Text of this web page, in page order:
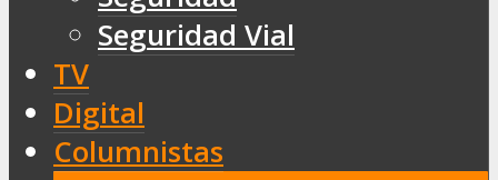
Seguridad Vial
TV
Digital
Columnistas